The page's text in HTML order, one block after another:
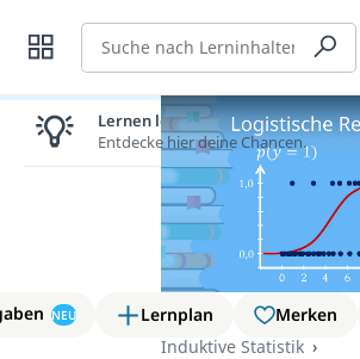
Suche
NEU Lernplan Merken
Induktive Statistik
Lernen lohnt sich!
Entdecke hier deine Chancen.